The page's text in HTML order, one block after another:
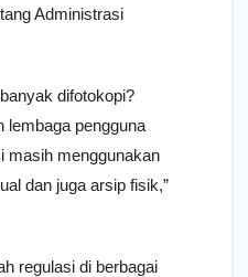
Administrasi
difotokopi?
lembaga pengguna
masih menggunakan
dan juga arsip fisik,”
regulasi di berbagai